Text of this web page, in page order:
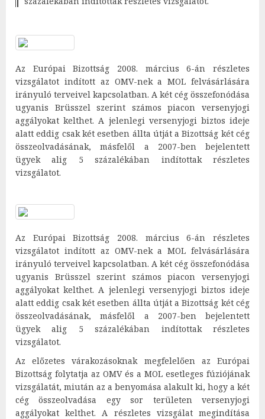
Az Európai Bizottság 2008. március 6-án részletes
vizsgálatot indított az OMV-nek a MOL felvásárlására
irányuló terveivel kapcsolatban. A két cég összefonódása
ugyanis Brüsszel szerint számos piacon versenyjogi
aggályokat kelthet. A jelenlegi versenyjogi biztos ideje
alatt eddig csak két esetben állta útját a Bizottság két cég
összeolvadásának, másfelől a 2007-ben bejelentett
ügyek alig 5 százalékában indítottak részletes
vizsgálatot.
Az Európai Bizottság 2008. március 6-án részletes
vizsgálatot indított az OMV-nek a MOL felvásárlására
irányuló terveivel kapcsolatban. A két cég összefonódása
ugyanis Brüsszel szerint számos piacon versenyjogi
aggályokat kelthet. A jelenlegi versenyjogi biztos ideje
alatt eddig csak két esetben állta útját a Bizottság két cég
összeolvadásának, másfelől a 2007-ben bejelentett
ügyek alig 5 százalékában indítottak részletes
vizsgálatot.
Az előzetes várakozásoknak megfelelően az Európai
Bizottság folytatja az OMV és a MOL esetleges fúziójának
vizsgálatát, miután az a benyomása alakult ki, hogy a két
cég összeolvadása egy sor területen versenyjogi
aggályokat kelthet. A részletes vizsgálat megindítása